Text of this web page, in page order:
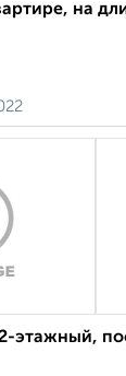
на
этажный,